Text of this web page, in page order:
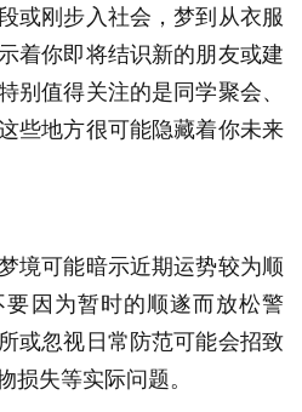
或刚步入社会，梦到从衣服
着你即将结识新的朋友或建
别值得关注的是同学聚会、
些地方很可能隐藏着你未来
境可能暗示近期运势较为顺
因为暂时的顺遂而放松警
或忽视日常防范可能会招致
失等实际问题。